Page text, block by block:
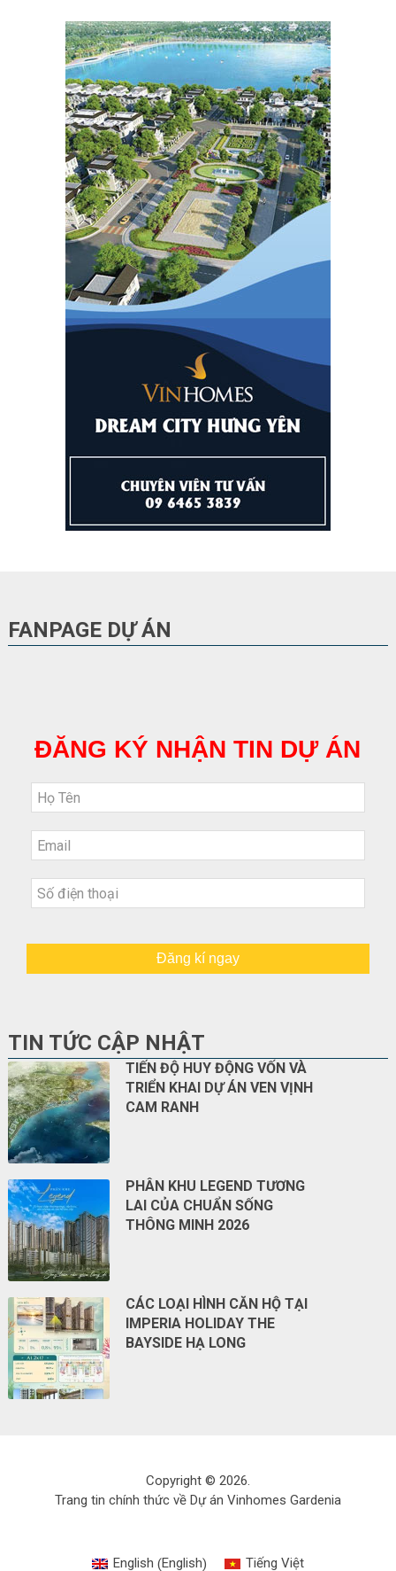
FANPAGE DỰ ÁN
ĐĂNG KÝ NHẬN TIN DỰ ÁN
Đăng kí ngay
TIN TỨC CẬP NHẬT
TIẾN ĐỘ HUY ĐỘNG VỐN VÀ
TRIỂN KHAI DỰ ÁN VEN VỊNH
CAM RANH
PHÂN KHU LEGEND TƯƠNG
LAI CỦA CHUẨN SỐNG
THÔNG MINH 2026
CÁC LOẠI HÌNH CĂN HỘ TẠI
IMPERIA HOLIDAY THE
BAYSIDE HẠ LONG
Copyright © 2026.
Trang tin chính thức về Dự án Vinhomes Gardenia
English (English) Tiếng Việt